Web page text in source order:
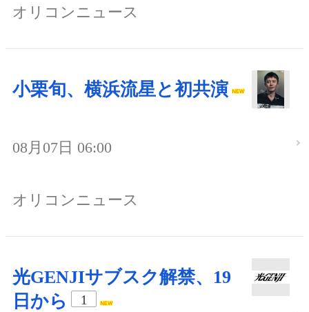
オリコンニュース
小栗旬、横浜流星と初共演
08月07日 06:00
オリコンニュース
光GENJIサブスク解禁、19
日から
1